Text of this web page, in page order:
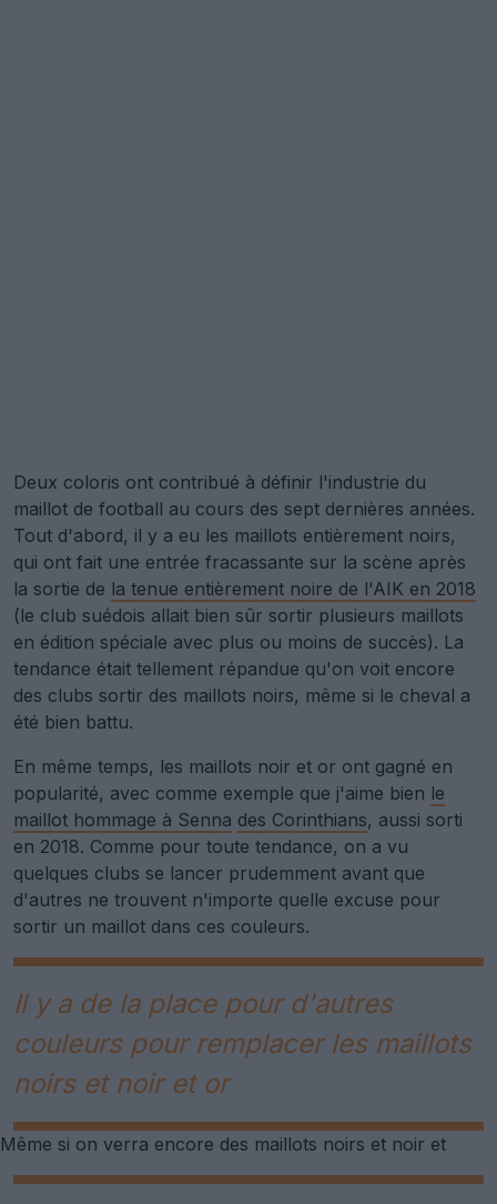
Deux coloris ont contribué à définir l'industrie du
maillot de football au cours des sept dernières années.
Tout d'abord, il y a eu les maillots entièrement noirs,
qui ont fait une entrée fracassante sur la scène après
la sortie de la tenue entièrement noire de l'AIK en 2018
(le club suédois allait bien sûr sortir plusieurs maillots
en édition spéciale avec plus ou moins de succès). La
tendance était tellement répandue qu'on voit encore
des clubs sortir des maillots noirs, même si le cheval a
été bien battu.
En même temps, les maillots noir et or ont gagné en
popularité, avec comme exemple que j'aime bien le
maillot hommage à Senna des Corinthians, aussi sorti
en 2018. Comme pour toute tendance, on a vu
quelques clubs se lancer prudemment avant que
d'autres ne trouvent n'importe quelle excuse pour
sortir un maillot dans ces couleurs.
Il y a de la place pour d'autres
couleurs pour remplacer les maillots
noirs et noir et or
Même si on verra encore des maillots noirs et noir et